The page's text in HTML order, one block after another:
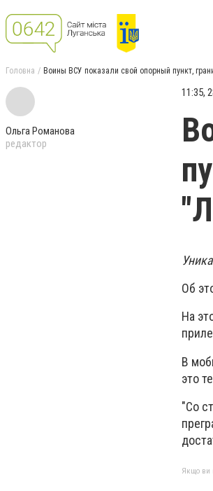
Головна Воины ВСУ показали свой опорный пункт,
Ольга Романова
редактор
11:35,
Об
На
В
это
"Со
Якщо ви